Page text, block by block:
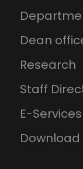
Dean
Research
Staff
E-Services
Download